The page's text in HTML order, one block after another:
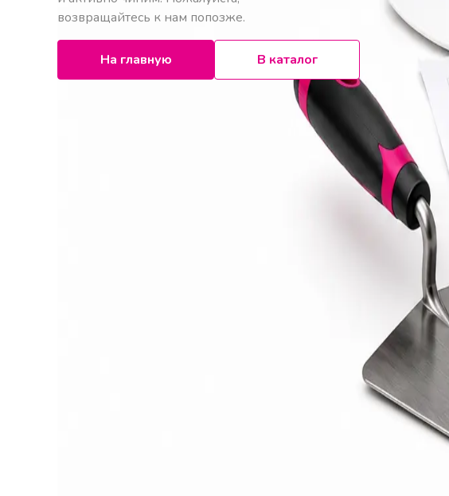
возвращайтесь к нам попозже.
На главную В каталог